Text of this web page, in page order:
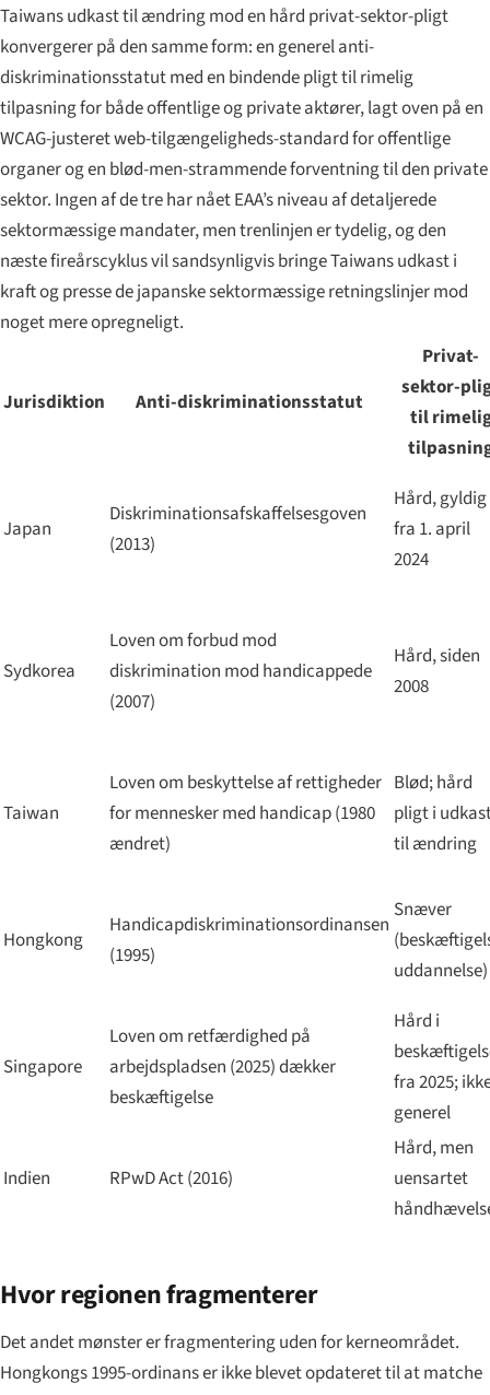
Taiwans udkast til ændring mod en hård privat-sektor-pligt
konvergerer på den samme form: en generel anti-
diskriminationsstatut med en bindende pligt til rimelig
tilpasning for både offentlige og private aktører, lagt oven på en
WCAG-justeret web-tilgængeligheds-standard for offentlige
organer og en blød-men-strammende forventning til den private
sektor. Ingen af de tre har nået EAA’s niveau af detaljerede
sektormæssige mandater, men trenlinjen er tydelig, og den
næste fireårscyklus vil sandsynligvis bringe Taiwans udkast i
kraft og presse de japanske sektormæssige retningslinjer mod
noget mere opregneligt.
Jurisdiktion Anti-diskriminationsstatut
Privat-
sektor-
til
Japan
Diskriminationsafskaffelsesgoven
(2013)
Hård, gyldig
fra 1. april
2024
Sydkorea
Loven om forbud mod
diskrimination mod handicappede
(2007)
Hård, siden
2008
Taiwan
Loven om beskyttelse af rettigheder
for mennesker med handicap (1980
ændret)
Blød; hård
pligt i
til ændring
Hongkong
Handicapdiskriminationsordinansen
(1995)
Snæver
uddannelse)
Singapore
Loven om retfærdighed på
arbejdspladsen (2025) dækker
beskæftigelse
Hård i
fra 2025;
generel
Indien RPwD Act (2016)
Hård, men
uensartet
Hvor regionen fragmenterer
Det andet mønster er fragmentering uden for kerneområdet.
Hongkongs 1995-ordinans er ikke blevet opdateret til at matche